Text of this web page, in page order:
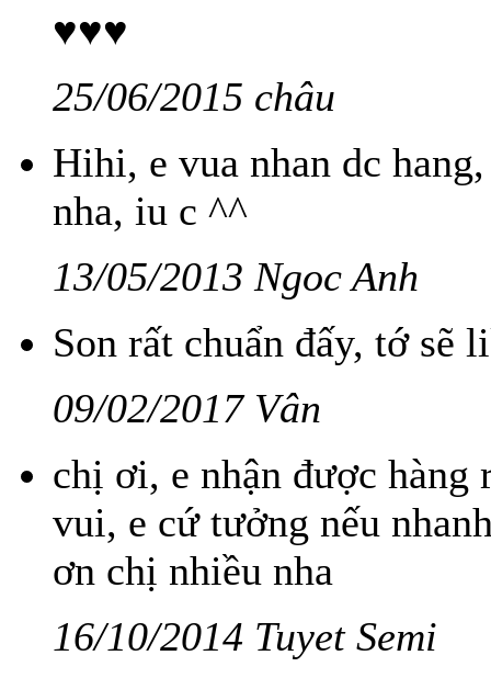
♥♥♥
25/06/2015 châu
Hihi, e vua nhan dc
nha, iu c ^^
13/05/2013 Ngoc Anh
Son rất chuẩn đấy, tớ sẽ
09/02/2017 Vân
chị ơi, e nhận được
vui, e cứ tưởng nếu
ơn chị nhiều nha
16/10/2014 Tuyet Semi